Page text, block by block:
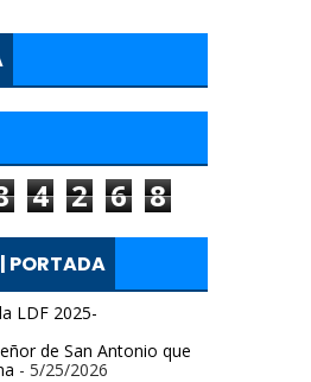
4 2 6 8
PORTADA
LDF 2025-
de San Antonio que
- 5/25/2026